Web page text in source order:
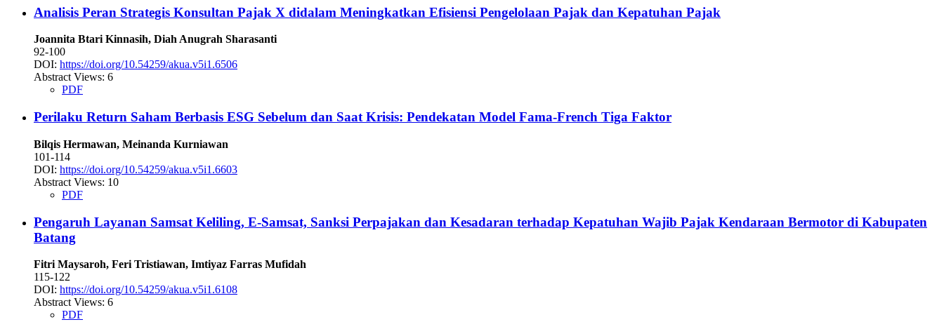
Analisis Peran Strategis Konsultan Pajak X didalam Meningkatkan Efisiensi Pengelolaan Pajak dan Kepatuhan Pajak
Joannita Btari Kinnasih, Diah Anugrah Sharasanti
92-100
DOI: https://doi.org/10.54259/akua.v5i1.6506
Abstract Views: 6
PDF
Perilaku Return Saham Berbasis ESG Sebelum dan Saat Krisis: Pendekatan Model Fama-French Tiga Faktor
Bilqis Hermawan, Meinanda Kurniawan
101-114
DOI: https://doi.org/10.54259/akua.v5i1.6603
Abstract Views: 10
PDF
Pengaruh Layanan Samsat Keliling, E-Samsat, Sanksi Perpajakan dan Kesadaran terhadap Kepatuhan Wajib Pajak Kendaraan Bermotor di Kabupaten
Batang
Fitri Maysaroh, Feri Tristiawan, Imtiyaz Farras Mufidah
115-122
DOI: https://doi.org/10.54259/akua.v5i1.6108
Abstract Views: 6
PDF